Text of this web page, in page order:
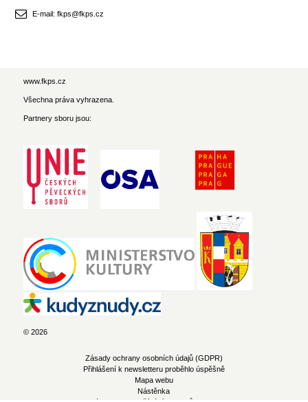
E-mail: fkps@fkps.cz
www.fkps.cz
Všechna práva vyhrazena.
Partnery sboru jsou:
© 2026
Zásady ochrany osobních údajů (GDPR)
Přihlášení k newsletteru proběhlo úspěšně
Mapa webu
Nástěnka